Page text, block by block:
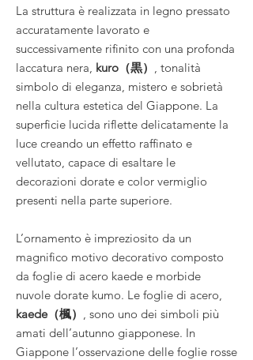
La struttura è realizzata in legno pressato
accuratamente lavorato e
successivamente rifinito con una profonda
laccatura nera, kuro（黒） , tonalità
simbolo di eleganza, mistero e sobrietà
nella cultura estetica del Giappone. La
superficie lucida riflette delicatamente la
luce creando un effetto raffinato e
vellutato, capace di esaltare le
decorazioni dorate e color vermiglio
presenti nella parte superiore.
L’ornamento è impreziosito da un
magnifico motivo decorativo composto
da foglie di acero kaede e morbide
nuvole dorate kumo. Le foglie di acero,
kaede（楓） , sono uno dei simboli più
amati dell’autunno giapponese. In
Giappone l’osservazione delle foglie rosse